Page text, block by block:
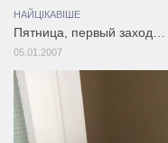
НАЙЦІКАВІШЕ
Пятница, первый заход…
05.01.2007